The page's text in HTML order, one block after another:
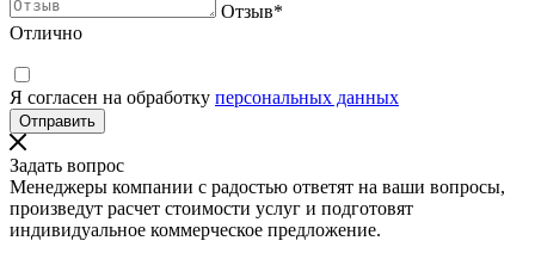
Отзыв*
Отлично
Я согласен на обработку персональных данных
Задать вопрос
Менеджеры компании с радостью ответят на ваши вопросы,
произведут расчет стоимости услуг и подготовят
индивидуальное коммерческое предложение.